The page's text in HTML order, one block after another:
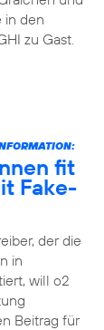
in den
zu Gast.
fit
Fake-
der die
in
will o2
Beitrag für